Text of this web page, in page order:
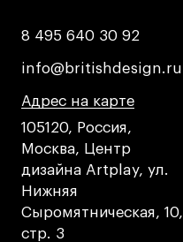
8 495 640 30 92
8 495 640 30 92
info@britishdesign.ru
info@britishdesign.ru
Адрес на карте
Адрес на карте
Адрес на карте
105120, Россия,
Москва, Центр
дизайна Artplay, ул.
Нижняя
Сыромятническая, 10,
стр. 3